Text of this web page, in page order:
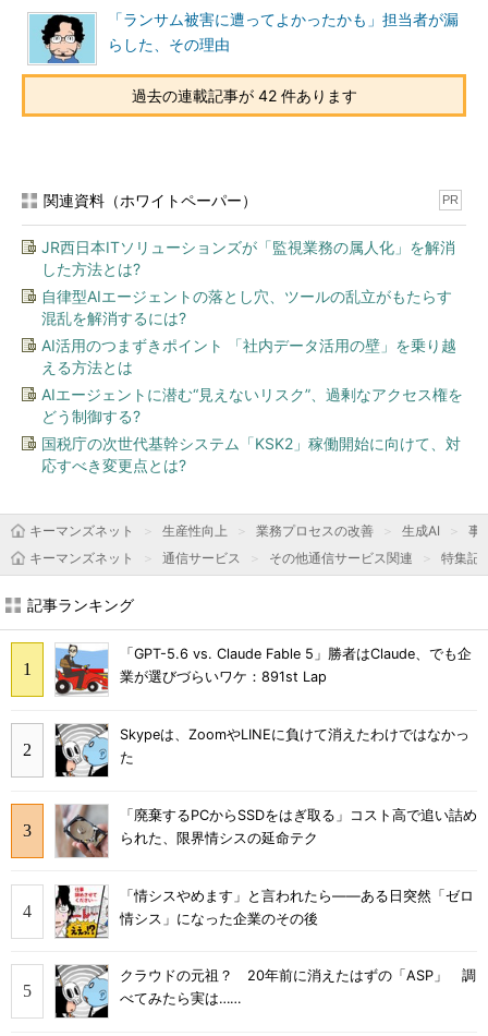
「ランサム被害に遭ってよかったかも」担当者が漏
らした、その理由
過去の連載記事が 42 件あります
関連資料（ホワイトペーパー） PR
JR西日本ITソリューションズが「監視業務の属人化」を解消
した方法とは?
自律型AIエージェントの落とし穴、ツールの乱立がもたらす
混乱を解消するには?
AI活用のつまずきポイント 「社内データ活用の壁」を乗り越
える方法とは
AIエージェントに潜む“見えないリスク”、過剰なアクセス権を
どう制御する?
国税庁の次世代基幹システム「KSK2」稼働開始に向けて、対
応すべき変更点とは?
キーマンズネット 生産性向上 業務プロセスの改善 生成AI
事
キーマンズネット
通信サービス その他通信サービス関連 特集記
記事ランキング
「GPT-5.6 vs. Claude Fable 5」勝者はClaude、でも企
業が選びづらいワケ：891st Lap
Skypeは、ZoomやLINEに負けて消えたわけではなかっ
た
「廃棄するPCからSSDをはぎ取る」コスト高で追い詰め
られた、限界情シスの延命テク
「情シスやめます」と言われたら――ある日突然「ゼロ
情シス」になった企業のその後
クラウドの元祖？ 20年前に消えたはずの「ASP」 調
べてみたら実は……